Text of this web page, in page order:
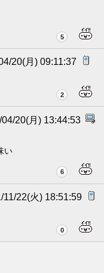
5
20(月) 09:11:37
2
20(月) 13:44:53
い
6
11/22(火) 18:51:59
0